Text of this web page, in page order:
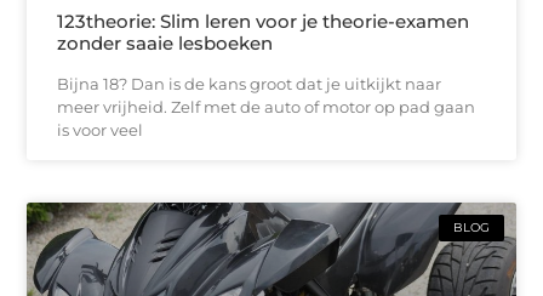
123theorie: Slim leren voor je theorie-examen
zonder saaie lesboeken
Bijna 18? Dan is de kans groot dat je uitkijkt naar
meer vrijheid. Zelf met de auto of motor op pad gaan
is voor veel
BLOG